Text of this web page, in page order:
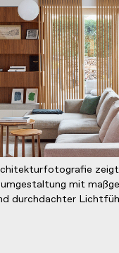
zeigt
mit
durchdachter